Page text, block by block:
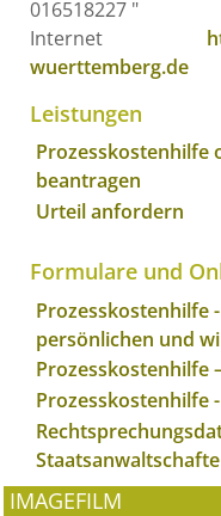
016518227 "
Internet
wuerttemberg.de
Leistungen
Prozesskostenhilfe
beantragen
Urteil anfordern
Formulare und
Prozesskostenhilfe
persönlichen und
Prozesskosten­hilfe
Prozesskostenhilfe
IMAGEFILM